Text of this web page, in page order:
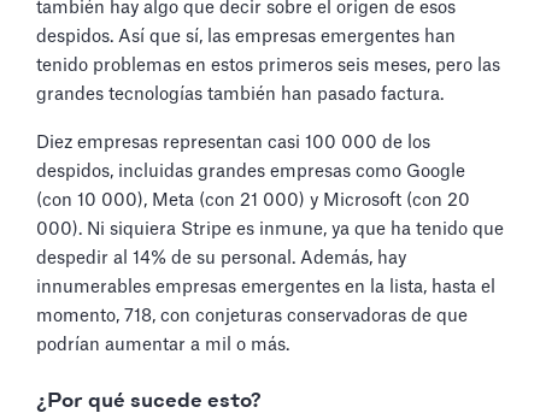
también hay algo que decir sobre el origen de esos
despidos. Así que sí, las empresas emergentes han
tenido problemas en estos primeros seis meses, pero las
grandes tecnologías también han pasado factura.
Diez empresas representan casi 100 000 de los
despidos, incluidas grandes empresas como Google
(con 10 000), Meta (con 21 000) y Microsoft (con 20
000). Ni siquiera Stripe es inmune, ya que ha tenido que
despedir al 14% de su personal. Además, hay
innumerables empresas emergentes en la lista, hasta el
momento, 718, con conjeturas conservadoras de que
podrían aumentar a mil o más.
¿Por qué sucede esto?